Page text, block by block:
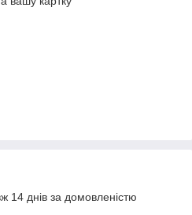
14 днів за домовленістю